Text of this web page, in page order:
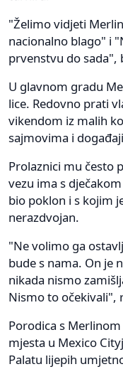
"Želimo vidjeti
nacionalno blago" i
prvenstvu do sada",
U glavnom gradu
lice. Redovno prati
vikendom iz malih
sajmovima i
Prolaznici mu često
vezu ima s
bio poklon i s kojim
nerazdvojan.
"Ne volimo ga
bude s nama. On je
nikada nismo
Nismo to očekivali",
Porodica s
mjesta u Mexico
Palatu lijepih